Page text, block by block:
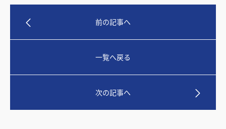
前の記事へ
一覧へ戻る
次の記事へ